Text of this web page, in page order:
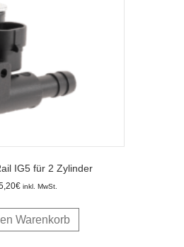
IG5 für 2 Zylinder
€ inkl. MwSt.
Warenkorb